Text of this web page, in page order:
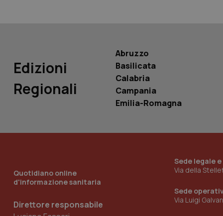
Edizioni
Regionali
Abruzzo
Basilicata
Calabria
Campania
Emilia-Romagna
Quotidiano online
d'informazione sanitaria
Direttore responsabile
Sede legale
Via della
Sede
Via Luigi